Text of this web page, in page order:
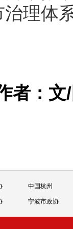
理体
者：
中国杭州
宁波市政协